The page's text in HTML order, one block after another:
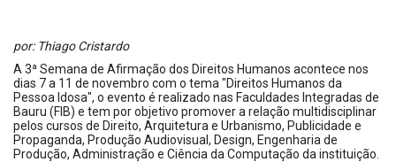
por: Thiago Cristardo
A 3ª Semana de Afirmação dos Direitos Humanos acontece nos
dias 7 a 11 de novembro com o tema "Direitos Humanos da
Pessoa Idosa", o evento é realizado nas Faculdades Integradas de
Bauru (FIB) e tem por objetivo promover a relação multidisciplinar
pelos cursos de Direito, Arquitetura e Urbanismo, Publicidade e
Propaganda, Produção Audiovisual, Design, Engenharia de
Produção, Administração e Ciência da Computação da instituição.